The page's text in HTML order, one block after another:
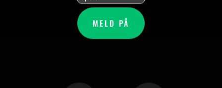
MELD PÅ